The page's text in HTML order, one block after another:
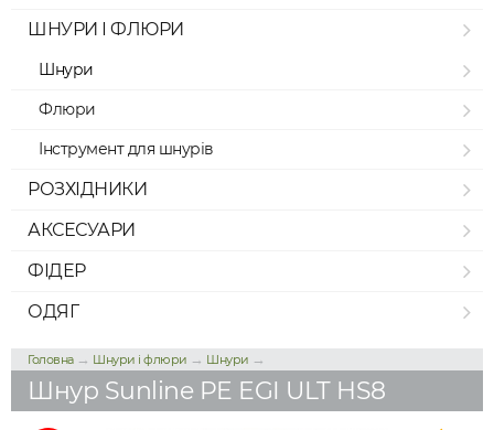
ШНУРИ І ФЛЮРИ
Шнури
Флюри
Інструмент для шнурів
РОЗХІДНИКИ
АКСЕСУАРИ
ФІДЕР
ОДЯГ
Головна→ Шнури і флюри → Шнури →
Шнур Sunline PE EGI ULT HS8